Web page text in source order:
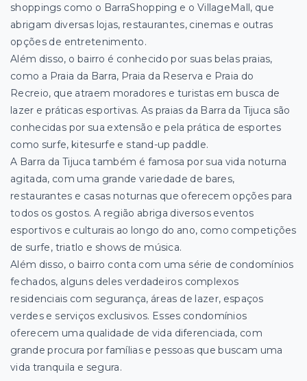
shoppings como o BarraShopping e o VillageMall, que
abrigam diversas lojas, restaurantes, cinemas e outras
opções de entretenimento.
Além disso, o bairro é conhecido por suas belas praias,
como a Praia da Barra, Praia da Reserva e Praia do
Recreio, que atraem moradores e turistas em busca de
lazer e práticas esportivas. As praias da Barra da Tijuca são
conhecidas por sua extensão e pela prática de esportes
como surfe, kitesurfe e stand-up paddle.
A Barra da Tijuca também é famosa por sua vida noturna
agitada, com uma grande variedade de bares,
restaurantes e casas noturnas que oferecem opções para
todos os gostos. A região abriga diversos eventos
esportivos e culturais ao longo do ano, como competições
de surfe, triatlo e shows de música.
Além disso, o bairro conta com uma série de condomínios
fechados, alguns deles verdadeiros complexos
residenciais com segurança, áreas de lazer, espaços
verdes e serviços exclusivos. Esses condomínios
oferecem uma qualidade de vida diferenciada, com
grande procura por famílias e pessoas que buscam uma
vida tranquila e segura.